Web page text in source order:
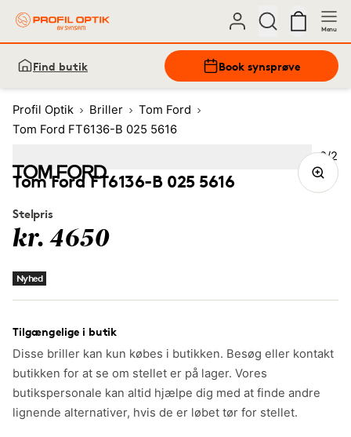
Menu
Find butik Book synsprøve
Profil Optik Briller
Tom Ford
Tom Ford FT6136-B 025 5616
Tom Ford FT6136-B 025 5616
Stelpris
kr. 4650
Nyhed
Tilgængelige i butik
Disse briller kan kun købes i butikken. Besøg eller kontakt
butikken for at se om stellet er på lager. Vores
butikspersonale kan altid hjælpe dig med at finde andre
lignende alternativer, hvis de er løbet tør for stellet.
2/2
Image (Current image)